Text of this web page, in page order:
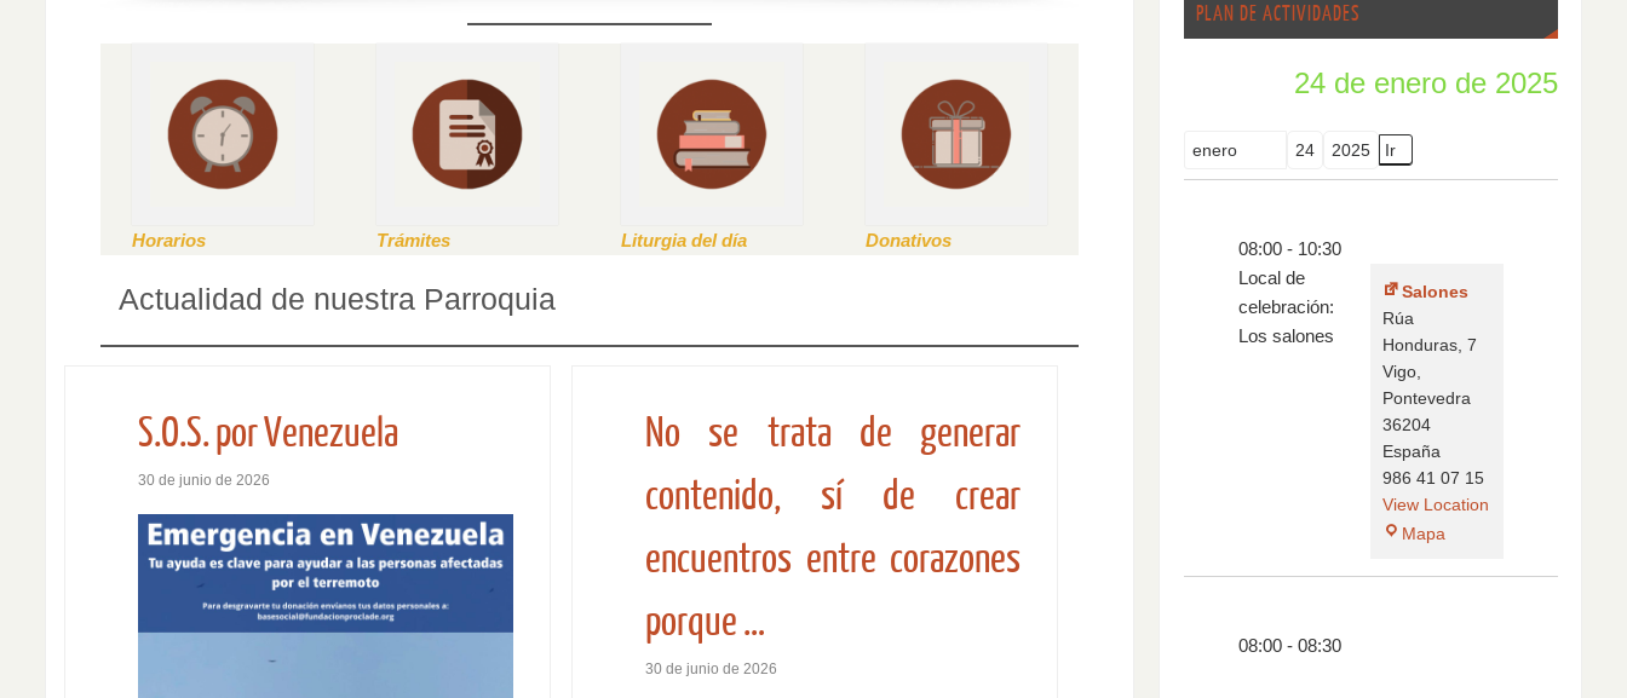
Horarios Trámites Liturgia del día Donativos
Actualidad de nuestra Parroquia
S.O.S. por Venezuela
30 de junio de 2026
No se trata de generar
contenido, sí de crear
encuentros entre corazones
porque …
30 de junio de 2026
PLAN DE ACTIVIDADES
24 de enero de 2025
Mes
Día
Año
08:00- 10:30
Salones
Rúa
Honduras, 7
Vigo
Pontevedra
36204
España
986 41 07 15
View Location
Mapa
Local de
celebración:
Los salones
08:00- 08:30